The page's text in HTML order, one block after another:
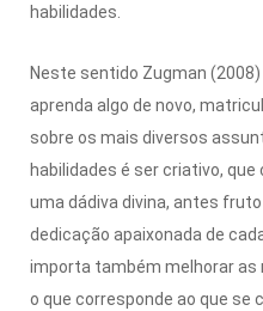
habilidades.
Neste sentido Zugman
aprenda algo de novo,
sobre os mais diversos
habilidades é ser criativo,
uma dádiva divina, antes
dedicação apaixonada de
importa também melhorar as
o que corresponde ao que se